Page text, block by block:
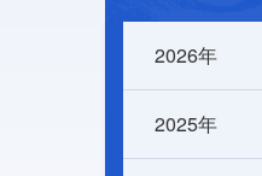
2026年
2025年